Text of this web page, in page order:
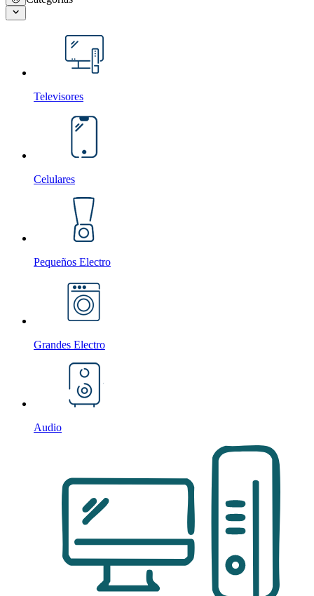
Televisores
Celulares
Pequeños Electro
Grandes Electro
Audio